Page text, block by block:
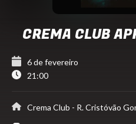
CREMA CLUB
6 de fevereiro
21:00
Crema Club - R. Cristóvão